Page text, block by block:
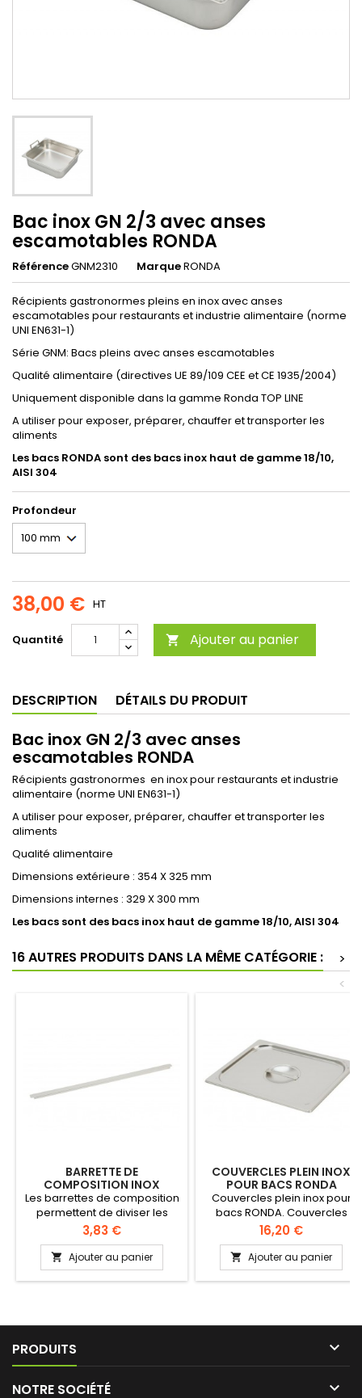
Bac inox GN 2/3 avec anses
escamotables RONDA
RéférenceGNM2310 MarqueRONDA
Récipients gastronormes pleins en inox avec anses
escamotables pour restaurants et industrie alimentaire (norme
UNI EN631-1)
Série GNM: Bacs pleins avec anses escamotables
Qualité alimentaire (directives UE 89/109 CEE et CE 1935/2004)
Uniquement disponible dans la gamme Ronda TOP LINE
A utiliser pour exposer, préparer, chauffer et transporter les
aliments
Les bacs RONDA sont des bacs inox haut de gamme 18/10,
AISI 304
Profondeur
38,00 € HT
Quantité  Ajouter au panier
DESCRIPTION DÉTAILS DU PRODUIT
Bac inox GN 2/3 avec anses
escamotables RONDA
Récipients gastronormes en inox pour restaurants et industrie
alimentaire (norme UNI EN631-1)
A utiliser pour exposer, préparer, chauffer et transporter les
aliments
Qualité alimentaire
Dimensions extérieure : 354 X 325 mm
Dimensions internes : 329 X 300 mm
Les bacs sont des bacs inox haut de gamme 18/10, AISI 304
16 AUTRES PRODUITS DANS LA MÊME CATÉGORIE :
>
<
BARRETTE DE
COMPOSITION INOX
Les barrettes de composition
permettent de diviser les
bacs inox Compatibles avec
les bacs gastro inox de la
marque RONDA
Prix
3,83 €
 Ajouter au panier
COUVERCLES PLEIN INOX
POUR BACS RONDA
Couvercles plein inox pour
bacs RONDA. Couvercles
pour récipients
gastronormes en inox pour
restaurants et industrie
alimentaire (norme UNI
EN631-1). Les couvercles
conformément aux directives
UE 89/109 et CE 1935/200
Prix
16,20 €
 Ajouter au panier
PRODUITS 
NOTRE SOCIÉTÉ 